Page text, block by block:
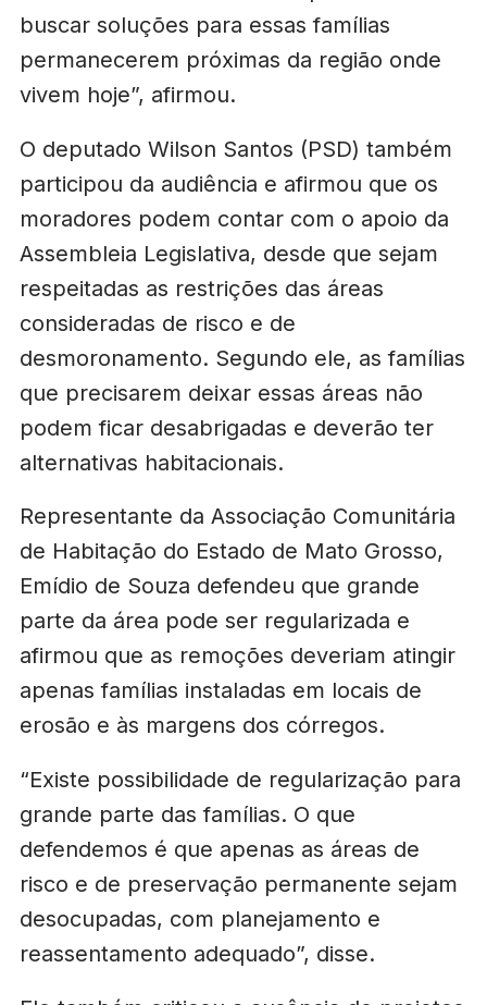
buscar soluções para essas famílias
permanecerem próximas da região onde
vivem hoje”, afirmou.
O deputado Wilson Santos (PSD) também
participou da audiência e afirmou que os
moradores podem contar com o apoio da
Assembleia Legislativa, desde que sejam
respeitadas as restrições das áreas
consideradas de risco e de
desmoronamento. Segundo ele, as famílias
que precisarem deixar essas áreas não
podem ficar desabrigadas e deverão ter
alternativas habitacionais.
Representante da Associação Comunitária
de Habitação do Estado de Mato Grosso,
Emídio de Souza defendeu que grande
parte da área pode ser regularizada e
afirmou que as remoções deveriam atingir
apenas famílias instaladas em locais de
erosão e às margens dos córregos.
“Existe possibilidade de regularização para
grande parte das famílias. O que
defendemos é que apenas as áreas de
risco e de preservação permanente sejam
desocupadas, com planejamento e
reassentamento adequado”, disse.